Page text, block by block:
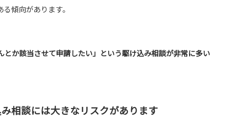
傾向があります。
とか該当させて申請したい」という駆け込み相談が非常に多い
相談には大きなリスクがあります